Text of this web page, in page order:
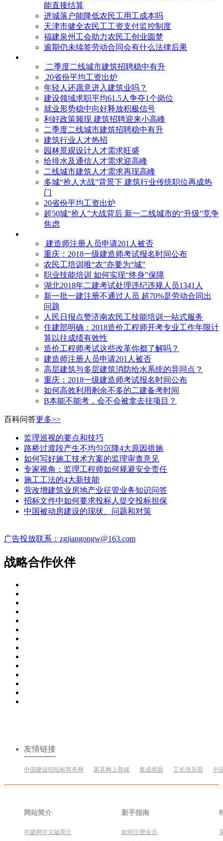
能直接结算
进城落户能降低农民工用工成本吗
天津市健全农民工工资支付监控制度
福建泉州工会助力农民工创业圆梦
逾期仍未续签劳动合同会有什么法律后果
二季度二线城市建筑招聘稳中有升
20省份平均工资出炉
年轻人还愿意进入建筑业吗？
建设领域求职平均61.5人争夺1个岗位
就业形势稳中向好释放积极信号
利好政策频现 建筑招聘迎来小高峰
二季度二线城市建筑招聘稳中有升
建筑行业人才热招
园林景观设计人才需求旺盛
给排水及通信人才需求迎高峰
二线城市建筑人才需求再现高峰
多城“抢人大战”背景下 建筑行业传统职位再成热
门
20省份平均工资出炉
超50城“抢人”大战背后 新一二线城市的“升级”竞争
焦虑
建造师注册人员申请201人被否
​重庆：2018一级建造师考试报名时间公布
农民工培训唯“农”亦要为“城”
职业技能培训 如何实现“终身”保障
湖北2018年二建考试处理违纪违规人员1341人
新一批一建注册不通过人员 超70%是劳动合同出
问题
人民日报点赞济南农民工技能培训一站式服务
住建部明确：2018造价工程师开考专业工作年限计
算以往成绩有效性
造价工程师考试这些改革你都了解吗？
建造师注册人员申请201人被否
高层建筑与多层建筑消防给水系统的异同点？
​重庆：2018一级建造师考试报名时间公布
如何高效利用剩余不多的二建备考时间
B本能不能考，会不会被拿去挂项目？
百科问答更多>>
监理巡视的要点和技巧
路桥过渡段产生不均匀沉降4大原因措施
如何写好施工技术方案的监理审查意见
专家视角：监理工程师如何规避安全责任
施工工法的4大新技能
营改增建筑业房地产业征管业务知识问答
招标文件中如何要求投标人提交投标担保
中国被动房建设的现状、问题和对策
广告投放联系：zgjiangongw@163.com
战略合作伙伴
友情链接
中国建设招投标商务网 家具网上商城 集成墙面 工长俱乐部 中
网站简介
中建网中文版简介
新手指南
如何注册会员